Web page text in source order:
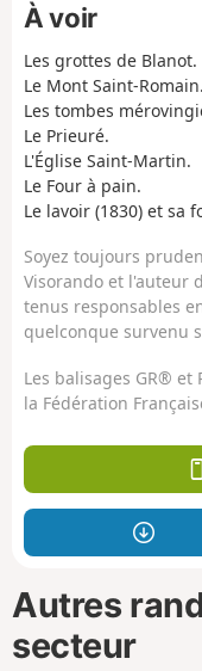
À voir
Les grottes de Blanot.
Le Mont Saint-Romain.
Les tombes
Le Prieuré.
L'Église Saint-Martin.
Le Four à pain.
Le lavoir (1830) et sa
Soyez toujours
Visorando et l'auteur
tenus responsables
quelconque survenu
Les balisages GR®
la Fédération
Autres
secteur